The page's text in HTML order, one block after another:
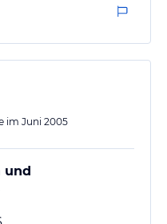
Wetter in Flims ist eher
Ausflüge (Bargis,
sehr gut
Shuttel-Bus gratis für
Ort, Hotel…
im Juni 2005
und